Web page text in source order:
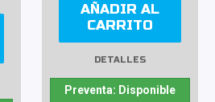
AÑADIR AL
CARRITO
DETALLES
Preventa: Disponible